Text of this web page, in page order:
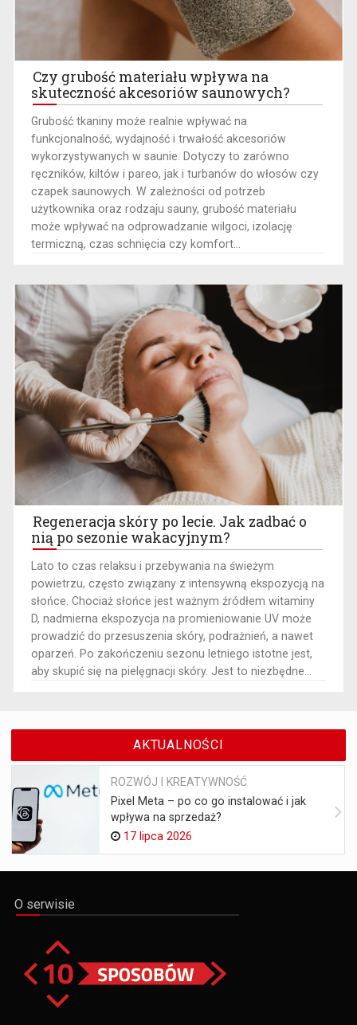
Czy grubość materiału wpływa na
skuteczność akcesoriów saunowych?
Grubość tkaniny może realnie wpływać na
funkcjonalność, wydajność i trwałość akcesoriów
wykorzystywanych w saunie. Dotyczy to zarówno
ręczników, kiltów i pareo, jak i turbanów do włosów czy
czapek saunowych. W zależności od potrzeb
użytkownika oraz rodzaju sauny, grubość materiału
może wpływać na odprowadzanie wilgoci, izolację
termiczną, czas schnięcia czy komfort...
Regeneracja skóry po lecie. Jak zadbać o
nią po sezonie wakacyjnym?
Lato to czas relaksu i przebywania na świeżym
powietrzu, często związany z intensywną ekspozycją na
słońce. Chociaż słońce jest ważnym źródłem witaminy
D, nadmierna ekspozycja na promieniowanie UV może
prowadzić do przesuszenia skóry, podrażnień, a nawet
oparzeń. Po zakończeniu sezonu letniego istotne jest,
aby skupić się na pielęgnacji skóry. Jest to niezbędne...
AKTUALNOŚCI
ROZWÓJ I KREATYWNOŚĆ
Pixel Meta – po co go instalować i jak
wpływa na sprzedaż?
17 lipca 2026
O serwisie